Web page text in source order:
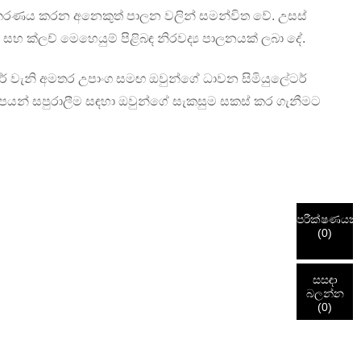
කරන අනෙකුත් පාලන වලින් සමන්විත වේ. උසස්
ක්ලච් මෙහෙයුම් පිළිබඳ නිරවද්‍ය පාලනයක් ලබා දේ.
අමතර උපාංග සමඟ ඔවුන්ගේ ධාවන සිමියුලේටර්
සපුරාලීම සඳහා ඔවුන්ගේ සැකසුම සකස් කර ගැනීමට
පරීක්ෂණයක්
(0)
සසඳා
බලන්න
(0)